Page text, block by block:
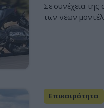
Σε συνέχεια
των νέων
Επικαιρότητα